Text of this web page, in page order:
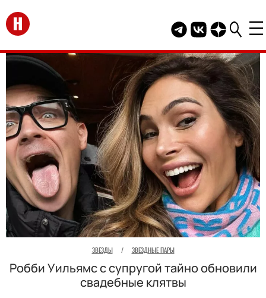
Перейти на главную
Telegram канал
Группа HELLO
Канал
ЗВЕЗДЫ / ЗВЕЗДНЫЕ ПАРЫ
Робби Уильямс с супругой тайно обновили
свадебные клятвы